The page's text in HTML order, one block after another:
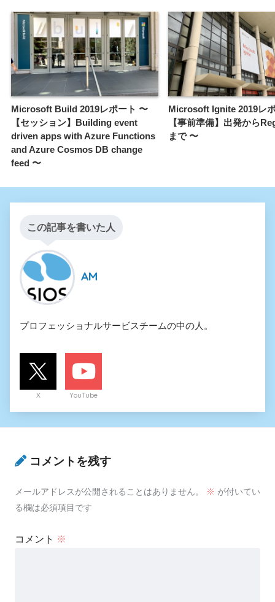
Microsoft Build 2019レポート 〜
【セッション】Building event
driven apps with Azure Functions
and Azure Cosmos DB change
feed 〜
Microsoft Ignite 2019レ
【事前準備】出発から
まで 〜
この記事を書いた人
AM
プロフェッショナルサービスチームの中の人。
X YouTube
コメントを残す
メールアドレスが公開されることはありません。 ※ が付いてい
る欄は必須項目です
コメント ※